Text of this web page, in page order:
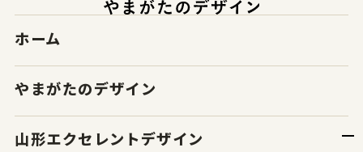
ホーム
やまがたのデザイン
山形エクセレントデザイン